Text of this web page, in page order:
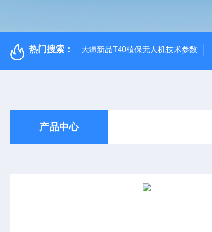
热门搜索： 大疆新品T40植保无人机技术参数
产品中心